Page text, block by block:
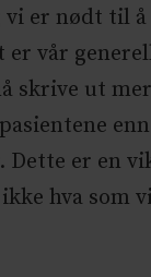
vi er nødt til
er vår
skrive ut
Dette er en
hva som